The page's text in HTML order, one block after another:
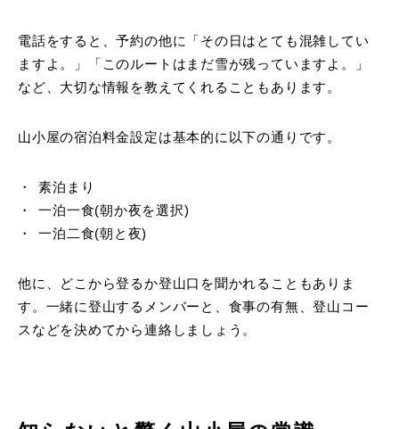
電話をすると、予約の他に「その日はとても混雑してい
ますよ。」「このルートはまだ雪が残っていますよ。」
など、大切な情報を教えてくれることもあります。
山小屋の宿泊料金設定は基本的に以下の通りです。
素泊まり
一泊一食(朝か夜を選択)
一泊二食(朝と夜)
他に、どこから登るか登山口を聞かれることもありま
す。一緒に登山するメンバーと、食事の有無、登山コー
スなどを決めてから連絡しましょう。